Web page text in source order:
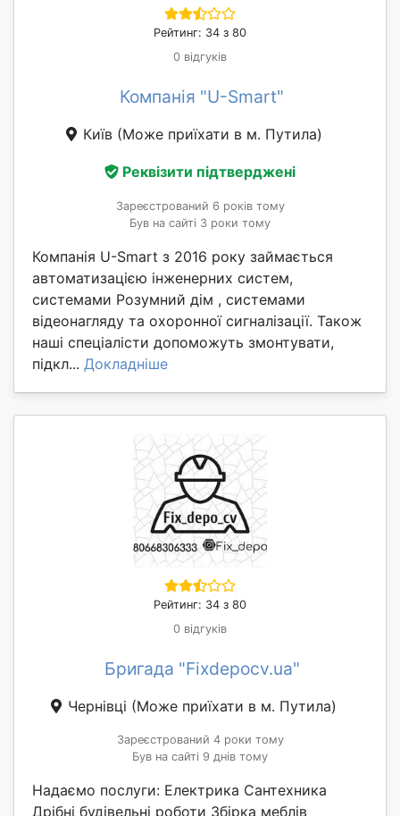
Рейтинг: 34 з 80
0 відгуків
Компанія "U-Smart"
Київ (Може приїхати в м. Путила)
Реквізити підтверджені
Зареєстрований 6 років тому
Був на сайті 3 роки тому
Компанія U-Smart з 2016 року займається
автоматизацією інженерних систем,
системами Розумний дім , системами
відеонагляду та охоронної сигналізації. Також
наші спеціалісти допоможуть змонтувати,
підкл... Докладніше
Рейтинг: 34 з 80
0 відгуків
Бригада "Fixdepocv.ua"
Чернівці (Може приїхати в м. Путила)
Зареєстрований 4 роки тому
Був на сайті 9 днів тому
Надаємо послуги: Електрика Сантехника
Дрібні будівельні роботи Збірка меблів